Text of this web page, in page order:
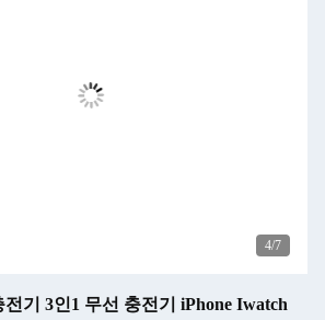
5/7
기 3인1 무선 충전기 iPhone Iwatch